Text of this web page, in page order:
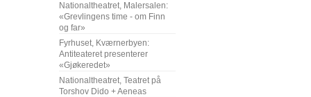
Nationaltheatret, Malersalen:
«Grevlingens time - om Finn
og far»
Fyrhuset, Kværnerbyen:
Antiteateret presenterer
«Gjøkeredet»
Nationaltheatret, Teatret på
Torshov Dido + Aeneas